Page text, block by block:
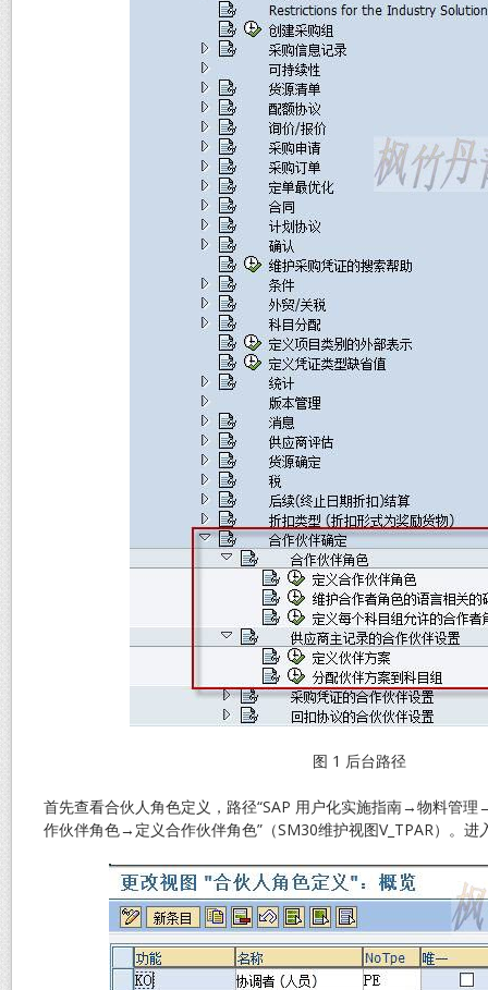
图 1 后台路径
首先查看合伙人角色定义，路径“SAP 用户化实施指南→物料管
作伙伴角色→定义合作伙伴角色”（SM30维护视图V_TPAR）。进